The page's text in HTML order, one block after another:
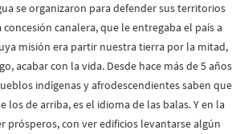
se organizaron para defender sus territorios
canalera, que le entregaba el país a
misión era partir nuestra tierra por la mitad,
acabar con la vida. Desde hace más de 5 años
indígenas y afrodescendientes saben que
los de arriba, es el idioma de las balas. Y en la
prósperos, con ver edificios levantarse algún